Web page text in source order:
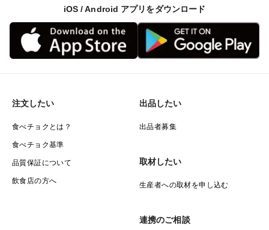
iOS / Android アプリをダウンロード
注文したい
食べチョクとは？
食べチョク基準
品質保証について
飲食店の方へ
出品したい
出品者募集
取材したい
生産者への取材を申し込む
連携のご相談